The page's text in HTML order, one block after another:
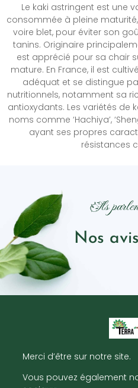
Le kaki astringent est une
consommée à pleine
voire blet, pour éviter son
tanins. Originaire
est apprécié pour sa chair
mature. En France, il est
adéquat et se distingue
nutritionnels, notamment sa
antioxydants. Les variétés de
noms comme ‘Hachiya’,
ayant ses propres
résistances
Ils
Nos
Merci d’être sur notre site.
Vous pouvez également